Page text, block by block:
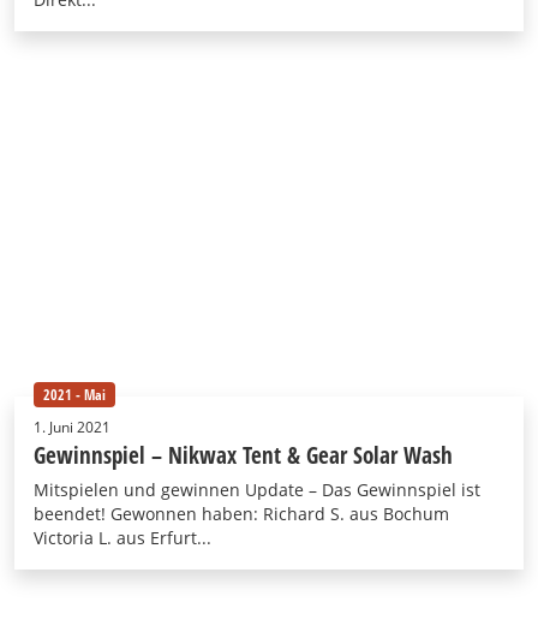
2021 - Mai
1. Juni 2021
Gewinnspiel – Nikwax Tent & Gear Solar Wash
Mitspielen und gewinnen Update – Das Gewinnspiel ist
beendet! Gewonnen haben: Richard S. aus Bochum
Victoria L. aus Erfurt...